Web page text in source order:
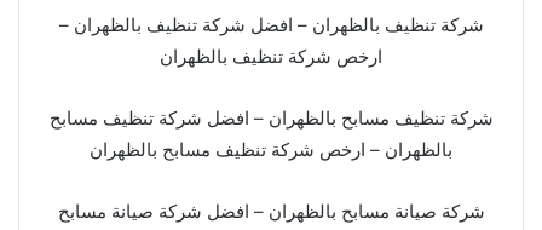
شركة تنظيف بالظهران – افضل شركة تنظيف بالظهران –
ارخص شركة تنظيف بالظهران
شركة تنظيف مسابح بالظهران – افضل شركة تنظيف مسابح
بالظهران – ارخص شركة تنظيف مسابح بالظهران
شركة صيانة مسابح بالظهران – افضل شركة صيانة مسابح